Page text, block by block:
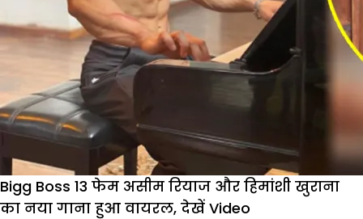
Bigg Boss 13 फेम असीम रियाज और हिमांशी खुराना
का नया गाना हुआ वायरल, देखें Video